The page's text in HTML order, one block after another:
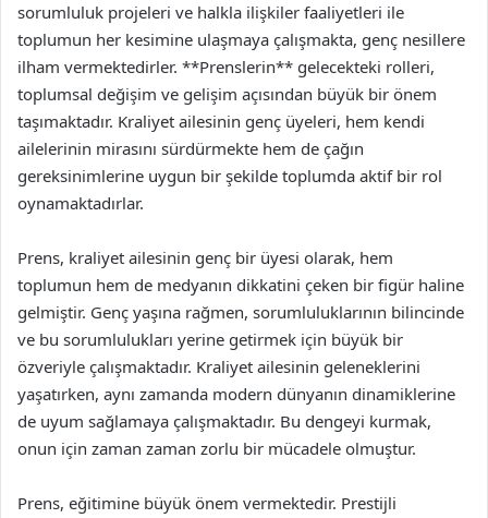
sorumluluk projeleri ve halkla ilişkiler faaliyetleri ile
toplumun her kesimine ulaşmaya çalışmakta, genç nesillere
ilham vermektedirler. **Prenslerin** gelecekteki rolleri,
toplumsal değişim ve gelişim açısından büyük bir önem
taşımaktadır. Kraliyet ailesinin genç üyeleri, hem kendi
ailelerinin mirasını sürdürmekte hem de çağın
gereksinimlerine uygun bir şekilde toplumda aktif bir rol
oynamaktadırlar.
Prens, kraliyet ailesinin genç bir üyesi olarak, hem
toplumun hem de medyanın dikkatini çeken bir figür haline
gelmiştir. Genç yaşına rağmen, sorumluluklarının bilincinde
ve bu sorumlulukları yerine getirmek için büyük bir
özveriyle çalışmaktadır. Kraliyet ailesinin geleneklerini
yaşatırken, aynı zamanda modern dünyanın dinamiklerine
de uyum sağlamaya çalışmaktadır. Bu dengeyi kurmak,
onun için zaman zaman zorlu bir mücadele olmuştur.
Prens, eğitimine büyük önem vermektedir. Prestijli